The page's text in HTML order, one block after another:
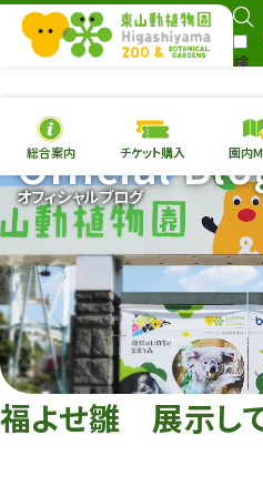
検
総合案内 チケット購入 園内
オフィシャルブログ
Official
福よせ雛 展示し